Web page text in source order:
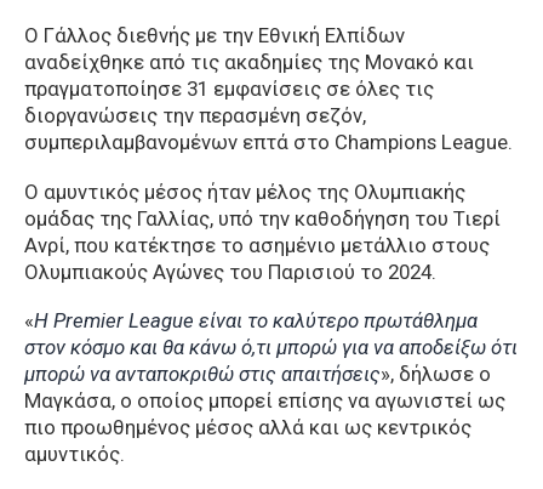
Ο Γάλλος διεθνής με την Εθνική Ελπίδων
αναδείχθηκε από τις ακαδημίες της Μονακό και
πραγματοποίησε 31 εμφανίσεις σε όλες τις
διοργανώσεις την περασμένη σεζόν,
συμπεριλαμβανομένων επτά στο Champions League.
Ο αμυντικός μέσος ήταν μέλος της Ολυμπιακής
ομάδας της Γαλλίας, υπό την καθοδήγηση του Τιερί
Ανρί, που κατέκτησε το ασημένιο μετάλλιο στους
Ολυμπιακούς Αγώνες του Παρισιού το 2024.
«Η Premier League είναι το καλύτερο πρωτάθλημα
στον κόσμο και θα κάνω ό,τι μπορώ για να αποδείξω ότι
μπορώ να ανταποκριθώ στις απαιτήσεις», δήλωσε ο
Μαγκάσα, ο οποίος μπορεί επίσης να αγωνιστεί ως
πιο προωθημένος μέσος αλλά και ως κεντρικός
αμυντικός.